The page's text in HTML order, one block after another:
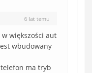
6 lat temu
w większości aut
wbudowany
ma tryb